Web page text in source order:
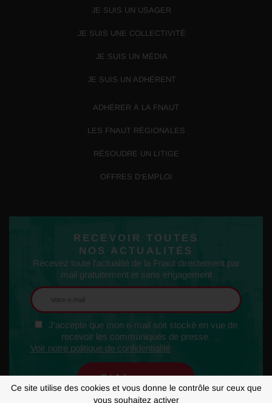
Ce site utilise des cookies et vous donne le contrôle sur ceux que
vous souhaitez activer
JE SUIS UN USAGER
JE SUIS UNE COLLECTIVITÉ
JE SUIS UN MÉDIA
JE SUIS UN ADHÉRENT
ADHÉRER À LA FNAUT
LES FNAUT RÉGIONALES
RÉSOUDRE UN LITIGE
OFFRES D’EMPLOI
RECEVOIR TOUTES
NOS ACTUALITÉS
Recevez toute l'actualité de la Fnaut directement par
mail gratuitement et sans engagement
J'accepte que mon e-mail soit stocké en vue de
recevoir les communiqués de presse.
Voir notre politique de confidentialité